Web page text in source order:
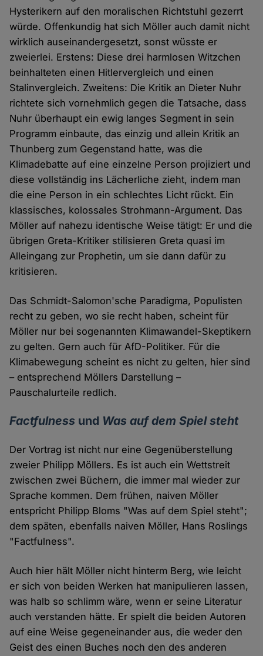
Hysterikern auf den moralischen Richtstuhl gezerrt
würde. Offenkundig hat sich Möller auch damit nicht
wirklich auseinandergesetzt, sonst wüsste er
zweierlei. Erstens: Diese drei harmlosen Witzchen
beinhalteten einen Hitlervergleich und einen
Stalinvergleich. Zweitens: Die Kritik an Dieter Nuhr
richtete sich vornehmlich gegen die Tatsache, dass
Nuhr überhaupt ein ewig langes Segment in sein
Programm einbaute, das einzig und allein Kritik an
Thunberg zum Gegenstand hatte, was die
Klimadebatte auf eine einzelne Person projiziert und
diese vollständig ins Lächerliche zieht, indem man
die eine Person in ein schlechtes Licht rückt. Ein
klassisches, kolossales Strohmann-Argument. Das
Möller auf nahezu identische Weise tätigt: Er und die
übrigen Greta-Kritiker stilisieren Greta quasi im
Alleingang zur Prophetin, um sie dann dafür zu
kritisieren.
Das Schmidt-Salomon'sche Paradigma, Populisten
recht zu geben, wo sie recht haben, scheint für
Möller nur bei sogenannten Klimawandel-Skeptikern
zu gelten. Gern auch für AfD-Politiker. Für die
Klimabewegung scheint es nicht zu gelten, hier sind
– entsprechend Möllers Darstellung –
Pauschalurteile redlich.
Factfulness und Was auf dem Spiel steht
Der Vortrag ist nicht nur eine Gegenüberstellung
zweier Philipp Möllers. Es ist auch ein Wettstreit
zwischen zwei Büchern, die immer mal wieder zur
Sprache kommen. Dem frühen, naiven Möller
entspricht Philipp Bloms "Was auf dem Spiel steht";
dem späten, ebenfalls naiven Möller, Hans Roslings
"Factfulness".
Auch hier hält Möller nicht hinterm Berg, wie leicht
er sich von beiden Werken hat manipulieren lassen,
was halb so schlimm wäre, wenn er seine Literatur
auch verstanden hätte. Er spielt die beiden Autoren
auf eine Weise gegeneinander aus, die weder den
Geist des einen Buches noch den des anderen